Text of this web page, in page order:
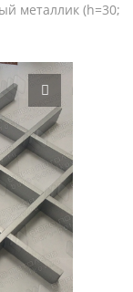
металлик (h=30;